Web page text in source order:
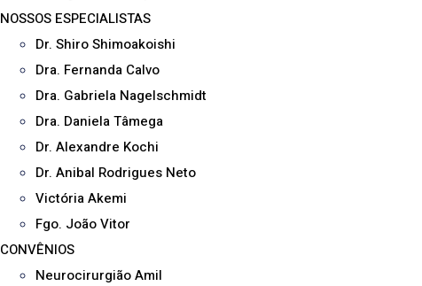
NOSSOS ESPECIALISTAS
Dr. Shiro Shimoakoishi
Dra. Fernanda Calvo
Dra. Gabriela Nagelschmidt
Dra. Daniela Tâmega
Dr. Alexandre Kochi
Dr. Anibal Rodrigues Neto
Victória Akemi
Fgo. João Vitor
CONVÊNIOS
Neurocirurgião Amil